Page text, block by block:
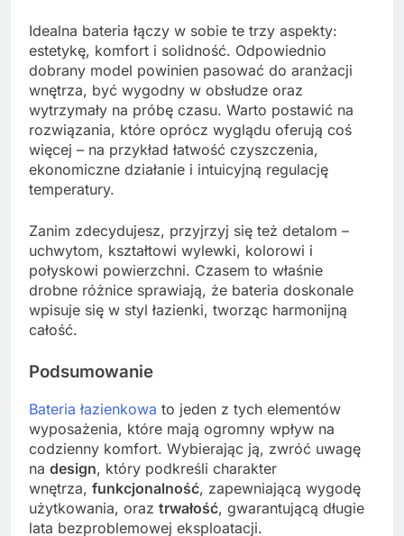
Idealna bateria łączy w sobie te trzy aspekty:
estetykę, komfort i solidność. Odpowiednio
dobrany model powinien pasować do aranżacji
wnętrza, być wygodny w obsłudze oraz
wytrzymały na próbę czasu. Warto postawić na
rozwiązania, które oprócz wyglądu oferują coś
więcej – na przykład łatwość czyszczenia,
ekonomiczne działanie i intuicyjną regulację
temperatury.
Zanim zdecydujesz, przyjrzyj się też detalom –
uchwytom, kształtowi wylewki, kolorowi i
połyskowi powierzchni. Czasem to właśnie
drobne różnice sprawiają, że bateria doskonale
wpisuje się w styl łazienki, tworząc harmonijną
całość.
Podsumowanie
Bateria łazienkowa to jeden z tych elementów
wyposażenia, które mają ogromny wpływ na
codzienny komfort. Wybierając ją, zwróć uwagę
na design, który podkreśli charakter
wnętrza, funkcjonalność, zapewniającą wygodę
użytkowania, oraz trwałość, gwarantującą długie
lata bezproblemowej eksploatacji.